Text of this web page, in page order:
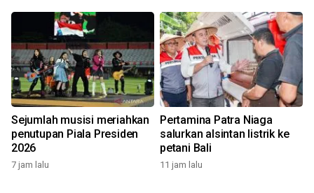
Sejumlah musisi meriahkan
penutupan Piala Presiden
2026
7 jam lalu
Pertamina Patra Niaga
salurkan alsintan listrik ke
petani Bali
11 jam lalu